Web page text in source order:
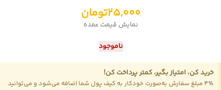
25,000تومان
نمایش قیمت عمده
ناموجود
خرید کن، امتیاز بگیر، کمتر پرداخت کن!
4٪ مبلغ سفارش به‌صورت خودکار به کیف پول شما اضافه می‌شود و می‌توانید